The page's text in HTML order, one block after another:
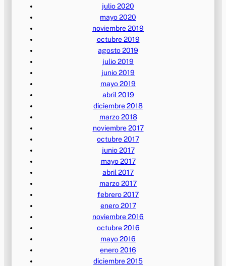
julio 2020
mayo 2020
noviembre 2019
octubre 2019
agosto 2019
julio 2019
junio 2019
mayo 2019
abril 2019
diciembre 2018
marzo 2018
noviembre 2017
octubre 2017
junio 2017
mayo 2017
abril 2017
marzo 2017
febrero 2017
enero 2017
noviembre 2016
octubre 2016
mayo 2016
enero 2016
diciembre 2015